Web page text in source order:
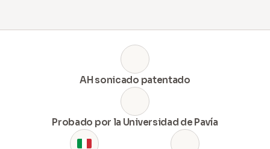
AH sonicado patentado
Probado por la Universidad de Pavía